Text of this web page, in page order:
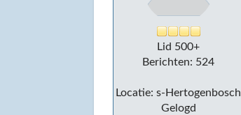
Lid 500+
Berichten: 524
Locatie: s-Hertogenbosch
Gelogd